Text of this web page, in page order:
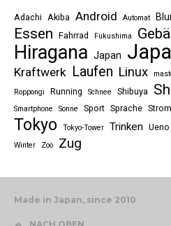
Adachi Akiba Android Automat
Essen Fahrrad Fukushima
Hiragana Japan
Kraftwerk Laufen Linux
Roppongi
Running Schnee Shibuya
Smartphone Sonne Sport Sprache Strom
Tokyo Tokyo-Tower Trinken Ueno
Winter Zoo Zug
Made in Japan, since 2010